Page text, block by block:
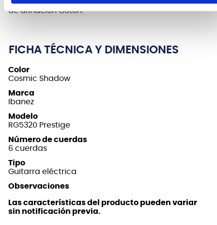
de afinación Gotoh.
FICHA TÉCNICA Y DIMENSIONES
Color
Cosmic Shadow
Marca
Ibanez
Modelo
RG5320 Prestige
Número de cuerdas
6 cuerdas
Tipo
Guitarra eléctrica
Observaciones
Las características del producto pueden variar
sin notificación previa.